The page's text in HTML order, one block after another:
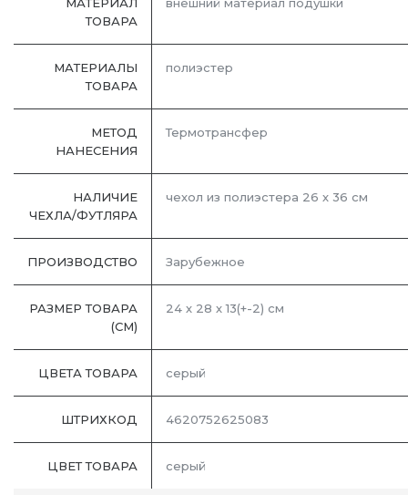
ТОВАРА
МАТЕРИАЛЫ
ТОВАРА
полиэстер
МЕТОД
НАНЕСЕНИЯ
Термотрансфер
НАЛИЧИЕ
ЧЕХЛА/ФУТЛЯРА
чехол из полиэстера 26 х 36 см
ПРОИЗВОДСТВО Зарубежное
РАЗМЕР ТОВАРА
(СМ)
24 х 28 х 13(+-2) см
ЦВЕТА ТОВАРА серый
ШТРИХКОД 4620752625083
ЦВЕТ ТОВАРА серый